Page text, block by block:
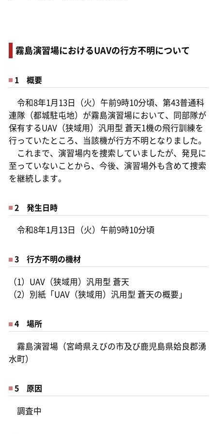
霧島演習場におけるUAVの行方不明について
1 概要
令和8年1月13日（火）午前9時10分頃、第43普通科
連隊（都城駐屯地）が霧島演習場において、同部隊が
保有するUAV（狭域用）汎用型 蒼天1機の飛行訓練を
行っていたところ、当該機が行方不明となりました。
これまで、演習場内を捜索していましたが、発見に
至っていないことから、今後、演習場外も含めて捜索
を継続します。
2 発生日時
令和8年1月13日（火）午前9時10分頃
3 行方不明の機材
（1）UAV（狭域用）汎用型 蒼天
（2）別紙「UAV（狭域用）汎用型 蒼天の概要」
4 場所
霧島演習場（宮崎県えびの市及び鹿児島県姶良郡湧
水町）
5 原因
調査中